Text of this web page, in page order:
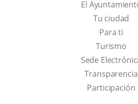
El
Tu ciudad
Para ti
TurismoThis
will
Sede
Transparencia
Participación